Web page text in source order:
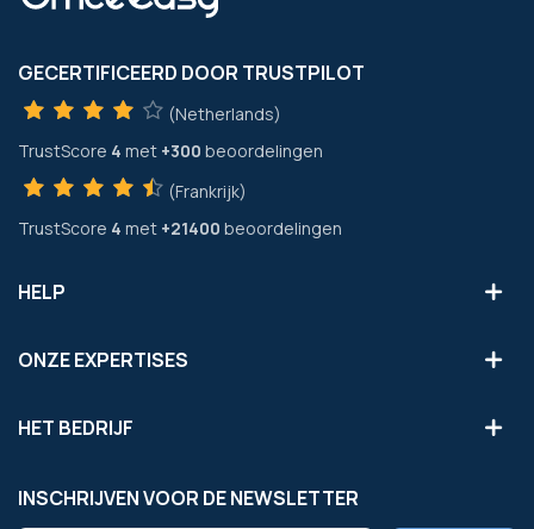
GECERTIFICEERD DOOR TRUSTPILOT
(Netherlands)
TrustScore 4 met +300 beoordelingen
(Frankrijk)
TrustScore 4 met +21400 beoordelingen
HELP
ONZE EXPERTISES
HET BEDRIJF
INSCHRIJVEN VOOR DE NEWSLETTER